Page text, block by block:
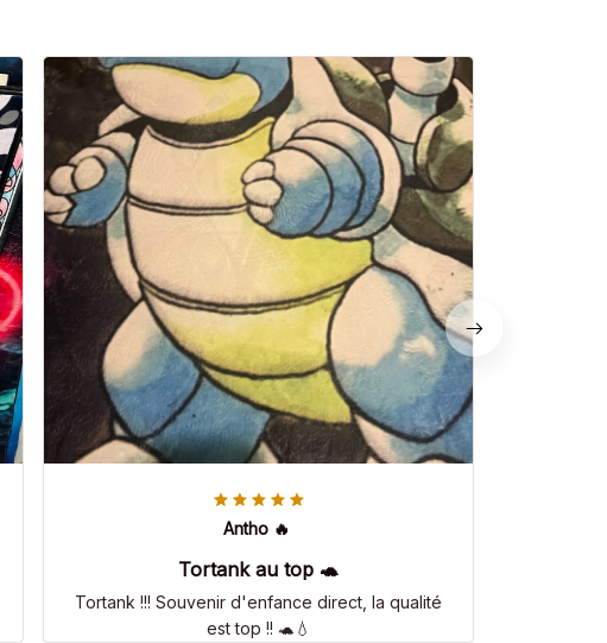
Antho 🔥
Tortank au top 🐢
Tortank !!! Souvenir d'enfance direct, la qualité
est top !! 🐢💧